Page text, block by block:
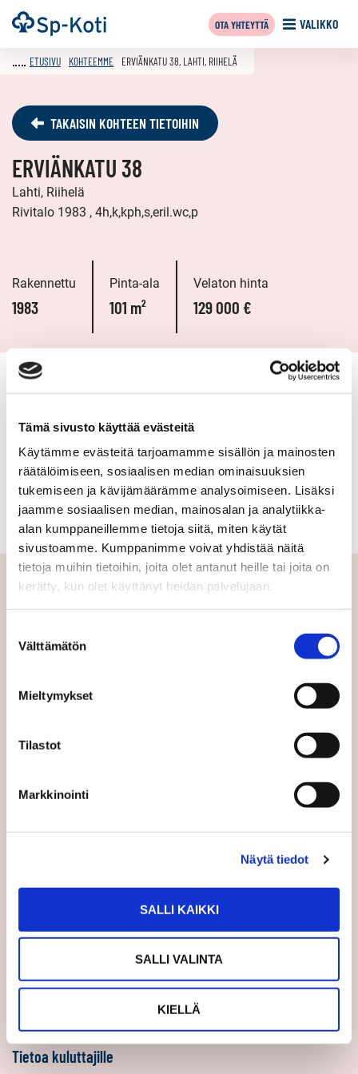
Tämä sivusto käyttää evästeitä
Käytämme evästeitä tarjoamamme sisällön ja mainosten
räätälöimiseen, sosiaalisen median ominaisuuksien
tukemiseen ja kävijämäärämme analysoimiseen. Lisäksi
jaamme sosiaalisen median, mainosalan ja analytiikka-
alan kumppaneillemme tietoja siitä, miten käytät
sivustoamme. Kumppanimme voivat yhdistää näitä
tietoja muihin tietoihin, joita olet antanut heille tai joita on
kerätty, kun olet käyttänyt heidän palvelujaan.
valinta
Välttämätön
Mieltymykset
Tilastot
Markkinointi
Näytä tiedot
SALLI KAIKKI
SALLI VALINTA
KIELLÄ
Siirry
sisältöön
Etusivu VALIKKO
OTA YHTEYTTÄ
ETUSIVU KOHTEEMME ERVIÄNKATU 38, LAHTI, RIIHELÄ
TAKAISIN KOHTEEN TIETOIHIN
ERVIÄNKATU 38
Lahti, Riihelä
Rivitalo 1983 , 4h,k,kph,s,eril.wc,p
Rakennettu
1983
Pinta-ala
101 m²
Velaton hinta
129 000 €
TAKAISIN KOHTEEN TIETOIHIN
Välittäjämme
Medialle
Suosittele
Vinkit
Uratarinat
Töihin Sp-Kotiin
Välittäjäksi
Tietoa kuluttajille